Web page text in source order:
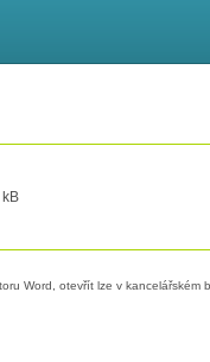
kB
Word, otevřít lze v kancelářském